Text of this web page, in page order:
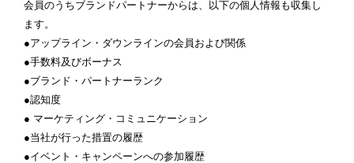
会員のうちブランドパートナーからは、以下の個人情報も収集し
ます。
●アップライン・ダウンラインの会員および関係
●手数料及びボーナス
●ブランド・パートナーランク
●認知度
● マーケティング・コミュニケーション
●当社が行った措置の履歴
●イベント・キャンペーンへの参加履歴